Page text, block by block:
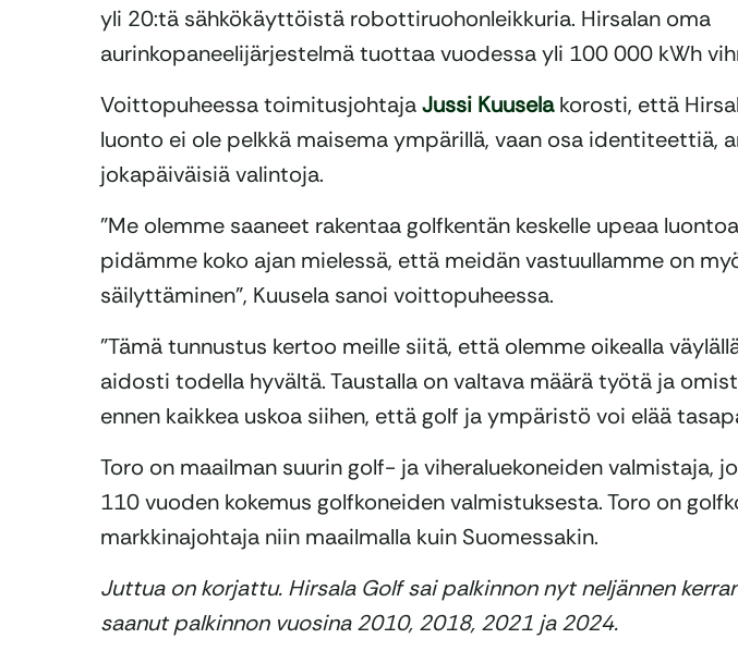
yli 20:tä sähkökäyttöistä robottiruohonleikkuria. Hirsalan oma
aurinkopaneelijärjestelmä tuottaa vuodessa yli 100 000 kWh
Voittopuheessa toimitusjohtajaJussi Kuuselakorosti, että
luonto ei ole pelkkä maisema ympärillä, vaan osa identiteettiä,
jokapäiväisiä valintoja.
”Me olemme saaneet rakentaa golfkentän keskelle upeaa
pidämme koko ajan mielessä, että meidän vastuullamme on
säilyttäminen”, Kuusela sanoi voittopuheessa.
”Tämä tunnustus kertoo meille siitä, että olemme oikealla
aidosti todella hyvältä. Taustalla on valtava määrä työtä ja
ennen kaikkea uskoa siihen, että golf ja ympäristö voi elää
Toro on maailman suurin golf- ja viheraluekoneiden valmistaja,
110 vuoden kokemus golfkoneiden valmistuksesta. Toro on
markkinajohtaja niin maailmalla kuin Suomessakin.
Juttua on korjattu. Hirsala Golf sai palkinnon nyt neljännen
saanut palkinnon vuosina 2010, 2018, 2021 ja 2024.